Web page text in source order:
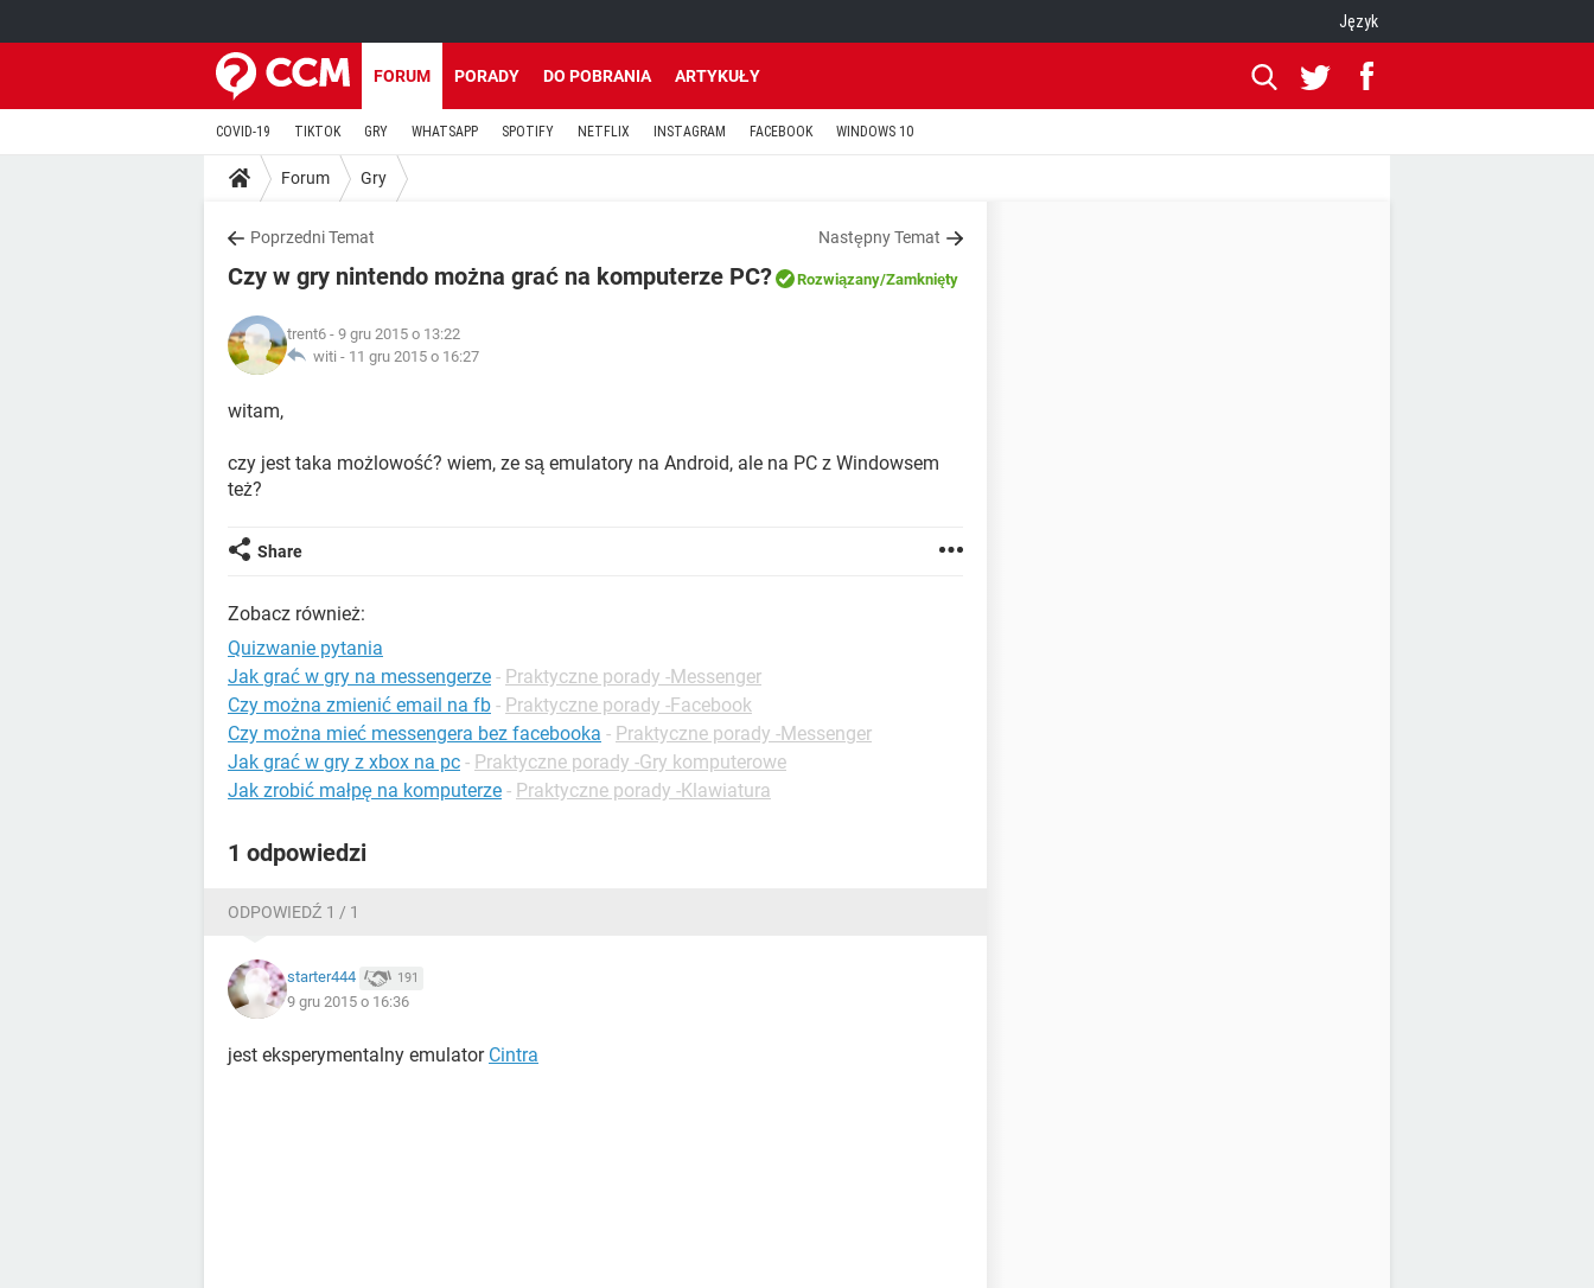
Język
FORUM PORADY DO POBRANIA ARTYKUŁY
COVID-19 TIKTOK GRY WHATSAPP SPOTIFY NETFLIX INSTAGRAM FACEBOOK WINDOWS 10
Forum Gry
Poprzedni Temat Następny Temat
Czy w gry nintendo można grać na komputerze PC? Rozwiązany/Zamknięty
trent6 - 9 gru 2015 o 13:22
witi - 11 gru 2015 o 16:27
witam,
czy jest taka możlowość? wiem, ze są emulatory na Android, ale na PC z Windowsem
też?
Share
Zobacz również:
Quizwanie pytania
Jak grać w gry na messengerze - Praktyczne porady -Messenger
Czy można zmienić email na fb - Praktyczne porady -Facebook
Czy można mieć messengera bez facebooka - Praktyczne porady -Messenger
Jak grać w gry z xbox na pc - Praktyczne porady -Gry komputerowe
Jak zrobić małpę na komputerze - Praktyczne porady -Klawiatura
1 odpowiedzi
ODPOWIEDŹ 1 / 1
starter444 191
9 gru 2015 o 16:36
jest eksperymentalny emulator Cintra